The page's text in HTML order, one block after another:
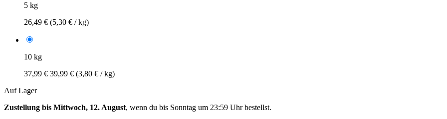
5 kg
26,49 € (5,30 € / kg)
10 kg
37,99 € 39,99 € (3,80 € / kg)
Auf Lager
Zustellung bis Mittwoch, 12. August, wenn du bis Sonntag um 23:59 Uhrbestellst.